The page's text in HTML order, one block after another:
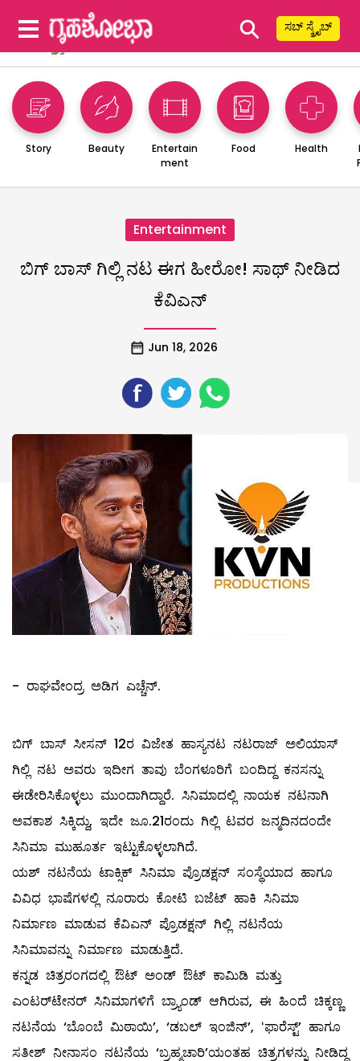
⚲ ಸಬ್ ಸ್ಕ್ರೈಬ್
Story Beauty
Entertain
ment
Food Health
Entertainment
ಬಿಗ್ ಬಾಸ್ ಗಿಲ್ಲಿ ನಟ ಈಗ ಹೀರೋ! ಸಾಥ್‌ ನೀಡಿದ
ಕೆವಿಎನ್
Jun 18, 2026
- ರಾಘವೇಂದ್ರ ಅಡಿಗ ಎಚ್ಚೆನ್.
ಬಿಗ್ ಬಾಸ್ ಸೀಸನ್ 12ರ ವಿಜೇತ ಹಾಸ್ಯನಟ ನಟರಾಜ್ ಅಲಿಯಾಸ್
ಗಿಲ್ಲಿ ನಟ ಅವರು ಇದೀಗ ತಾವು ಬೆಂಗಳೂರಿಗೆ ಬಂದಿದ್ದ ಕನಸನ್ನು
ಈಡೇರಿಸಿಕೊಳ್ಳಲು ಮುಂದಾಗಿದ್ದಾರೆ. ಸಿನಿಮಾದಲ್ಲಿ ನಾಯಕ ನಟನಾಗಿ
ಅವಕಾಶ ಸಿಕ್ಕಿದ್ದು, ಇದೇ ಜೂ.21ರಂದು ಗಿಲ್ಲಿ ಟವರ ಜನ್ಮದಿನದಂದೇ
ಸಿನಿಮಾ ಮುಹೂರ್ತ ಇಟ್ಟುಕೊಳ್ಳಲಾಗಿದೆ.
ಯಶ್ ನಟನೆಯ ಟಾಕ್ಸಿಕ್ ಸಿನಿಮಾ ಪ್ರೊಡಕ್ಷನ್ ಸಂಸ್ಥೆಯಾದ ಹಾಗೂ
ವಿವಿಧ ಭಾಷೆಗಳಲ್ಲಿ ನೂರಾರು ಕೋಟಿ ಬಜೆಟ್ ಹಾಕಿ ಸಿನಿಮಾ
ನಿರ್ಮಾಣ ಮಾಡುವ ಕೆವಿಎನ್ ಪ್ರೊಡಕ್ಷನ್ ಗಿಲ್ಲಿ ನಟನೆಯ
ಸಿನಿಮಾವನ್ನು ನಿರ್ಮಾಣ ಮಾಡುತ್ತಿದೆ.
ಕನ್ನಡ ಚಿತ್ರರಂಗದಲ್ಲಿ ಔಟ್ ಅಂಡ್ ಔಟ್ ಕಾಮಿಡಿ ಮತ್ತು
ಎಂಟರ್‌ಟೇನರ್ ಸಿನಿಮಾಗಳಿಗೆ ಬ್ರ್ಯಾಂಡ್ ಆಗಿರುವ, ಈ ಹಿಂದೆ ಚಿಕ್ಕಣ್ಣ
ನಟನೆಯ ‘ಬೊಂಬೆ ಮಿಠಾಯಿ’, ‘ಡಬಲ್ ಇಂಜಿನ್’, ʻಫಾರೆಸ್ಟ್‌ʼ ಹಾಗೂ
ಸತೀಶ್‌ ನೀನಾಸಂ ನಟನೆಯ ‘ಬ್ರಹ್ಮಚಾರಿ’ಯಂತಹ ಚಿತ್ರಗಳನ್ನು ನೀಡಿದ್ದ